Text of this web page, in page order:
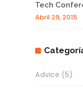
Tech
Abril 29, 2015
Advice (5)